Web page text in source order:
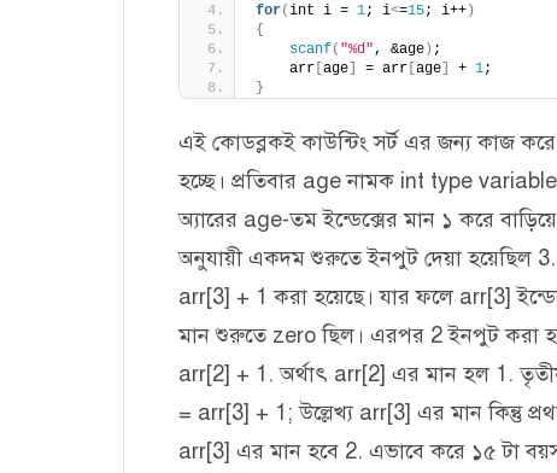
for(int i = 1; i<=15; i++)
{
scanf( "%d" , &age) ;
    arr
[age] = arr [age] + 1;
}
এই কোডব্লকই কাউন্টিং সর্ট এর জন্য কাজ
হচ্ছে। প্রতিবার age নামক int type
অ্যারের age-তম ইন্ডেক্সের মান ১ করে
অনুযায়ী একদম শুরুতে ইনপুট দেয়া হয়েছিল
arr[3] + 1 করা হয়েছে। যার ফলে arr[3]
মান শুরুতে zero ছিল। এরপর 2 ইনপুট করা
arr[2] + 1. অর্থাৎ arr[2] এর মান হল 1.
= arr[3] + 1; উল্লেখ্য arr[3] এর মান কিন্তু
arr[3] এর মান হবে 2. এভাবে করে ১৫ টা